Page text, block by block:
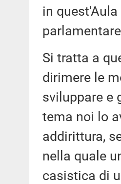
in
Si tratta a
dirimere le
sviluppare e
tema noi lo
addirittura,
nella quale
casistica di